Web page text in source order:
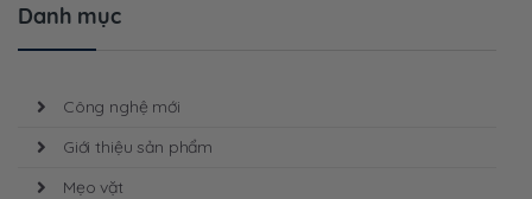
Danh mục
Công nghệ mới
Giới thiệu sản phẩm
Mẹo vặt